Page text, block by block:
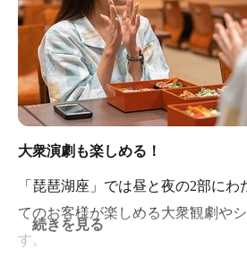
大衆演劇も楽しめる！
「琵琶湖座」では昼と夜の2部に
てのお客様が楽しめる大衆観劇や
す。
続きを見る